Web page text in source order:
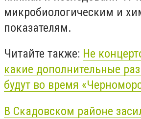
микробиологическим и
показателям.
Читайте также: Не
какие дополнительные
будут во время
В Скадовском районе